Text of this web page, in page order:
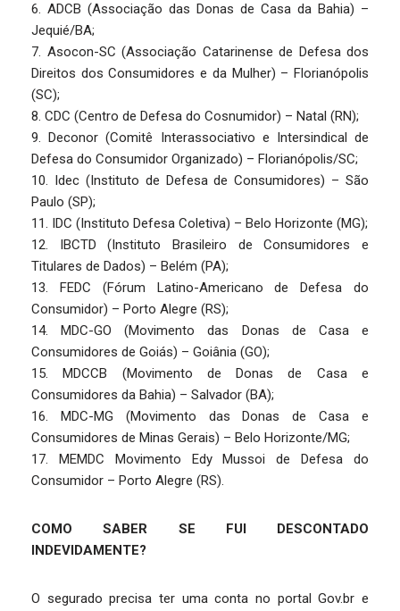
6. ADCB (Associação das Donas de Casa da Bahia) –
Jequié/BA;
7. Asocon-SC (Associação Catarinense de Defesa dos
Direitos dos Consumidores e da Mulher) – Florianópolis
(SC);
8. CDC (Centro de Defesa do Cosnumidor) – Natal (RN);
9. Deconor (Comitê Interassociativo e Intersindical de
Defesa do Consumidor Organizado) – Florianópolis/SC;
10. Idec (Instituto de Defesa de Consumidores) – São
Paulo (SP);
11. IDC (Instituto Defesa Coletiva) – Belo Horizonte (MG);
12. IBCTD (Instituto Brasileiro de Consumidores e
Titulares de Dados) – Belém (PA);
13. FEDC (Fórum Latino-Americano de Defesa do
Consumidor) – Porto Alegre (RS);
14. MDC-GO (Movimento das Donas de Casa e
Consumidores de Goiás) – Goiânia (GO);
15. MDCCB (Movimento de Donas de Casa e
Consumidores da Bahia) – Salvador (BA);
16. MDC-MG (Movimento das Donas de Casa e
Consumidores de Minas Gerais) – Belo Horizonte/MG;
17. MEMDC Movimento Edy Mussoi de Defesa do
Consumidor – Porto Alegre (RS).
COMO SABER SE FUI DESCONTADO
INDEVIDAMENTE?
O segurado precisa ter uma conta no portal Gov.br e